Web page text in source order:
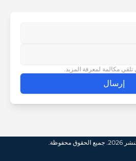
Enter
تلقي مكالمة لمعرفة المزيد.
إرسال
محفوظة.